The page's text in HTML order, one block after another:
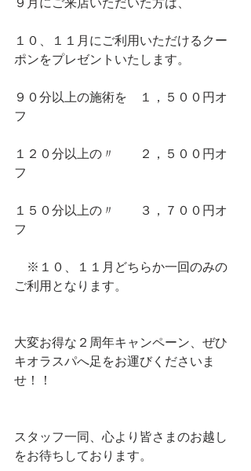
９月にご来店いただいた方は、
１０、１１月にご利用いただけるクー
ポンをプレゼントいたします。
９０分以上の施術を　１，５００円オ
フ
１２０分以上の〃　　２，５００円オ
フ
１５０分以上の〃　　３，７００円オ
フ
※１０、１１月どちらか一回のみの
ご利用となります。
大変お得な２周年キャンペーン、ぜひ
キオラスパへ足をお運びくださいま
せ！！
スタッフ一同、心より皆さまのお越し
をお待ちしております。